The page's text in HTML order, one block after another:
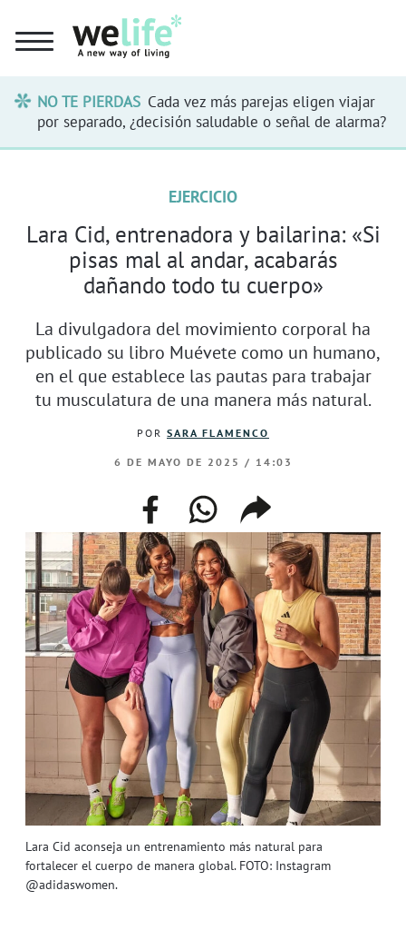
NO TE PIERDAS Cada vez más parejas eligen viajar
por separado, ¿decisión saludable o señal de alarma?
Lara Cid aconseja un entrenamiento más natural para
fortalecer el cuerpo de manera global. FOTO: Instagram
@adidaswomen.
EJERCICIO
Lara Cid, entrenadora y bailarina: «Si
pisas mal al andar, acabarás
dañando todo tu cuerpo»
La divulgadora del movimiento corporal ha
publicado su libro Muévete como un humano,
en el que establece las pautas para trabajar
tu musculatura de una manera más natural.
POR SARA FLAMENCO
6 DE MAYO DE 2025 / 14:03
facebookwhatsappcompartir
enlace